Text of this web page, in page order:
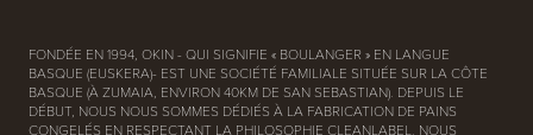
FONDÉE EN 1994, OKIN - QUI SIGNIFIE « BOULANGER » EN LANGUE
BASQUE (EUSKERA)- EST UNE SOCIÉTÉ FAMILIALE SITUÉE SUR LA CÔTE
BASQUE (À ZUMAIA, ENVIRON 40KM DE SAN SEBASTIAN). DEPUIS LE
DÉBUT, NOUS NOUS SOMMES DÉDIÉS À LA FABRICATION DE PAINS
CONGELÉS EN RESPECTANT LA PHILOSOPHIE CLEANLABEL. NOUS